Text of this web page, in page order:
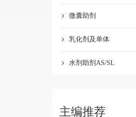
微囊助剂
乳化剂及单体
水剂助剂AS/SL
主编推荐